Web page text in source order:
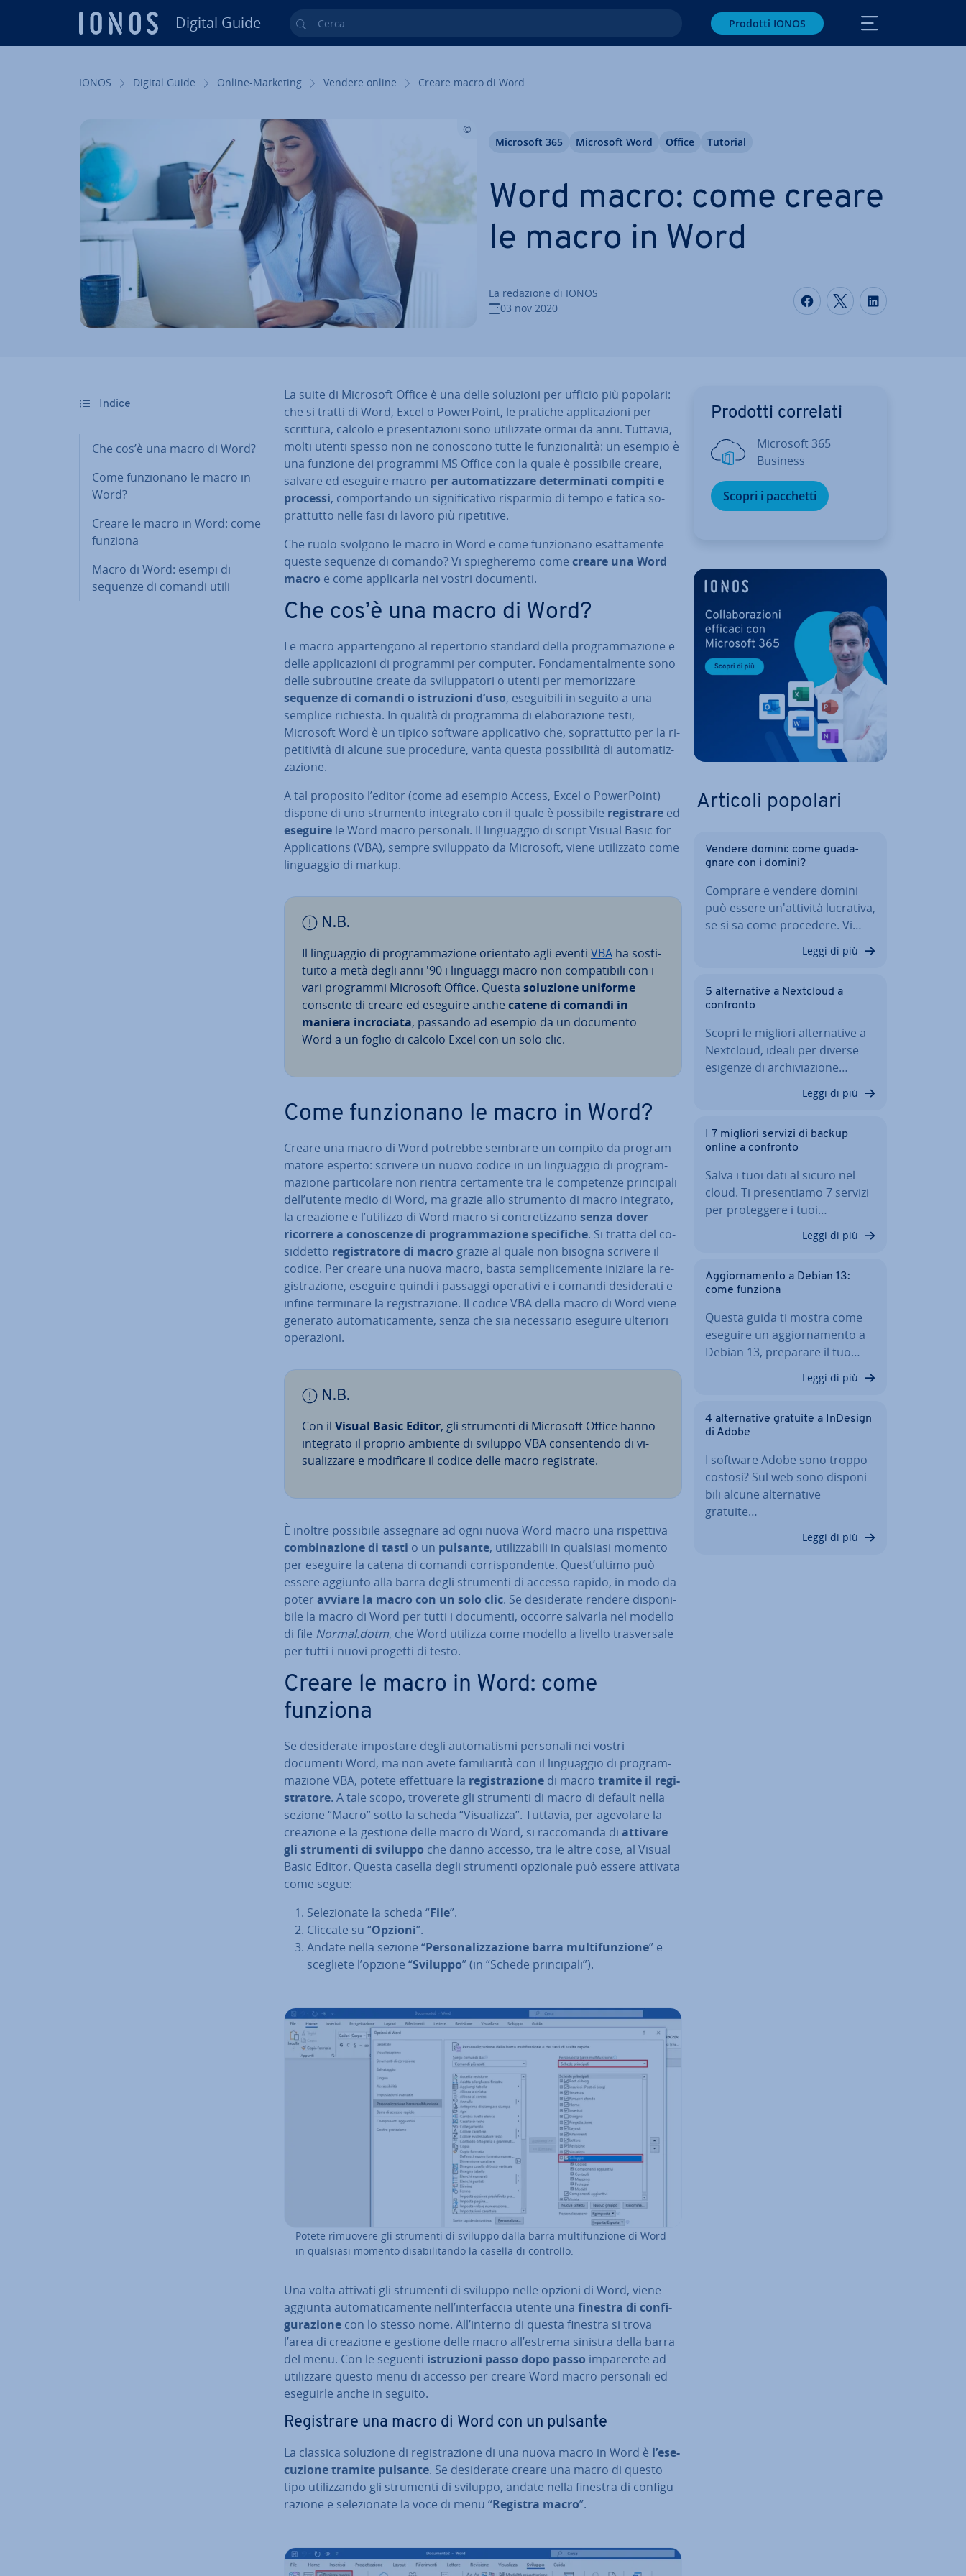
Digital Guide Cerca Prodotti IONOS
IONOS Digital Guide Online-Marketing Vendere online Creare macro di Word
Word macro: come creare
le macro in Word
La redazione di IONOS
03 nov 2020
Condividi via
Condividi via
Condividi
Microsoft 365 Microsoft Word Office Tutorial
Indice
Che cos’è una macro di Word?
Come fun­zio­na­no le macro in
Word?
Creare le macro in Word: come
funziona
Macro di Word: esempi di
sequenze di comandi utili
La suite di Microsoft Office è una delle soluzioni per ufficio più popolari:
che si tratti di Word, Excel o Po­wer­Point, le pratiche ap­pli­ca­zio­ni per
scrittura, calcolo e pre­sen­ta­zio­ni sono uti­liz­za­te ormai da anni. Tuttavia,
molti utenti spesso non ne conoscono tutte le fun­zio­na­li­tà: un esempio è
una funzione dei programmi MS Office con la quale è possibile creare,
salvare ed eseguire macro per au­to­ma­tiz­za­re de­ter­mi­na­ti compiti e
processi, com­por­tan­do un si­gni­fi­ca­ti­vo risparmio di tempo e fatica so­
prat­tut­to nelle fasi di lavoro più ri­pe­ti­ti­ve.
Che ruolo svolgono le macro in Word e come fun­zio­na­no esat­ta­men­te
queste sequenze di comando? Vi spie­ghe­re­mo come creare una Word
macro e come ap­pli­car­la nei vostri documenti.
Che cos’è una macro di Word?
Le macro ap­par­ten­go­no al re­per­to­rio standard della pro­gram­ma­zio­ne e
delle ap­pli­ca­zio­ni di programmi per computer. Fon­da­men­tal­men­te sono
delle sub­rou­ti­ne create da svi­lup­pa­to­ri o utenti per me­mo­riz­za­re
sequenze di comandi o istru­zio­ni d’uso, ese­gui­bi­li in seguito a una
semplice richiesta. In qualità di programma di ela­bo­ra­zio­ne testi,
Microsoft Word è un tipico software ap­pli­ca­ti­vo che, so­prat­tut­to per la ri­
pe­ti­ti­vi­tà di alcune sue procedure, vanta questa pos­si­bi­li­tà di au­to­ma­tiz­
za­zio­ne.
A tal proposito l’editor (come ad esempio Access, Excel o Po­wer­Point)
dispone di uno strumento integrato con il quale è possibile re­gi­stra­re ed
eseguire le Word macro personali. Il lin­guag­gio di script Visual Basic for
Ap­pli­ca­tions (VBA), sempre svi­lup­pa­to da Microsoft, viene uti­liz­za­to come
lin­guag­gio di markup.
N.B.
Il lin­guag­gio di pro­gram­ma­zio­ne orientato agli eventi VBA ha so­sti­
tui­to a metà degli anni '90 i linguaggi macro non com­pa­ti­bi­li con i
vari programmi Microsoft Office. Questa soluzione uniforme
consente di creare ed eseguire anche catene di comandi in
maniera in­cro­cia­ta, passando ad esempio da un documento
Word a un foglio di calcolo Excel con un solo clic.
Come fun­zio­na­no le macro in Word?
Creare una macro di Word potrebbe sembrare un compito da pro­gram­
ma­to­re esperto: scrivere un nuovo codice in un lin­guag­gio di pro­gram­
ma­zio­ne par­ti­co­la­re non rientra cer­ta­men­te tra le com­pe­ten­ze prin­ci­pa­li
dell’utente medio di Word, ma grazie allo strumento di macro integrato,
la creazione e l’utilizzo di Word macro si con­cre­tiz­za­no senza dover
ricorrere a co­no­scen­ze di pro­gram­ma­zio­ne spe­ci­fi­che. Si tratta del co­
sid­det­to re­gi­stra­to­re di macro grazie al quale non bisogna scrivere il
codice. Per creare una nuova macro, basta sem­pli­ce­men­te iniziare la re­
gi­stra­zio­ne, eseguire quindi i passaggi operativi e i comandi de­si­de­ra­ti e
infine terminare la re­gi­stra­zio­ne. Il codice VBA della macro di Word viene
generato au­to­ma­ti­ca­men­te, senza che sia ne­ces­sa­rio eseguire ulteriori
ope­ra­zio­ni.
N.B.
Con il Visual Basic Editor, gli strumenti di Microsoft Office hanno
integrato il proprio ambiente di sviluppo VBA con­sen­ten­do di vi­
sua­liz­za­re e mo­di­fi­ca­re il codice delle macro re­gi­stra­te.
È inoltre possibile assegnare ad ogni nuova Word macro una ri­spet­ti­va
com­bi­na­zio­ne di tasti o un pulsante, uti­liz­za­bi­li in qualsiasi momento
per eseguire la catena di comandi cor­ri­spon­den­te. Quest’ultimo può
essere aggiunto alla barra degli strumenti di accesso rapido, in modo da
poter avviare la macro con un solo clic. Se de­si­de­ra­te rendere di­spo­ni­
bi­le la macro di Word per tutti i documenti, occorre salvarla nel modello
di file Normal.dotm, che Word utilizza come modello a livello tra­sver­sa­le
per tutti i nuovi progetti di testo.
Creare le macro in Word: come
funziona
Se de­si­de­ra­te impostare degli au­to­ma­ti­smi personali nei vostri
documenti Word, ma non avete fa­mi­lia­ri­tà con il lin­guag­gio di pro­gram­
ma­zio­ne VBA, potete ef­fet­tua­re la re­gi­stra­zio­ne di macro tramite il re­gi­
stra­to­re. A tale scopo, troverete gli strumenti di macro di default nella
sezione “Macro” sotto la scheda “Vi­sua­liz­za”. Tuttavia, per agevolare la
creazione e la gestione delle macro di Word, si rac­co­man­da di attivare
gli strumenti di sviluppo che danno accesso, tra le altre cose, al Visual
Basic Editor. Questa casella degli strumenti opzionale può essere attivata
come segue:
Se­le­zio­na­te la scheda “File”.
Cliccate su “Opzioni”.
Andate nella sezione “Per­so­na­liz­za­zio­ne barra mul­ti­fun­zio­ne” e
scegliete l’opzione “Sviluppo” (in “Schede prin­ci­pa­li”).
Potete rimuovere gli strumenti di sviluppo dalla barra mul­ti­fun­zio­ne di Word
in qualsiasi momento di­sa­bi­li­tan­do la casella di controllo.
Una volta attivati gli strumenti di sviluppo nelle opzioni di Word, viene
aggiunta au­to­ma­ti­ca­men­te nell’in­ter­fac­cia utente una finestra di con­fi­
gu­ra­zio­ne con lo stesso nome. All’interno di questa finestra si trova
l’area di creazione e gestione delle macro all’estrema sinistra della barra
del menu. Con le seguenti istru­zio­ni passo dopo passo im­pa­re­re­te ad
uti­liz­za­re questo menu di accesso per creare Word macro personali ed
eseguirle anche in seguito.
Re­gi­stra­re una macro di Word con un pulsante
La classica soluzione di re­gi­stra­zio­ne di una nuova macro in Word è l’ese­
cu­zio­ne tramite pulsante. Se de­si­de­ra­te creare una macro di questo
tipo uti­liz­zan­do gli strumenti di sviluppo, andate nella finestra di con­fi­gu­
ra­zio­ne e se­le­zio­na­te la voce di menu “Registra macro”.
Prodotti correlati
Microsoft 365
Business
Scopri i pacchetti
Articoli popolari
Vendere domini: come gua­da­
gna­re con i domini?
Comprare e vendere domini
può essere un'at­ti­vi­tà lucrativa,
se si sa come procedere. Vi…
Leggi di più
5 al­ter­na­ti­ve a Nextcloud a
confronto
Scopri le migliori al­ter­na­ti­ve a
Nextcloud, ideali per diverse
esigenze di ar­chi­via­zio­ne…
Leggi di più
I 7 migliori servizi di backup
online a confronto
Salva i tuoi dati al sicuro nel
cloud. Ti pre­sen­tia­mo 7 servizi
per pro­teg­ge­re i tuoi…
Leggi di più
Ag­gior­na­men­to a Debian 13:
come funziona
Questa guida ti mostra come
eseguire un ag­gior­na­men­to a
Debian 13, preparare il tuo…
Leggi di più
4 al­ter­na­ti­ve gratuite a InDesign
di Adobe
I software Adobe sono troppo
costosi? Sul web sono di­spo­ni­
bi­li alcune al­ter­na­ti­ve
gratuite…
Leggi di più